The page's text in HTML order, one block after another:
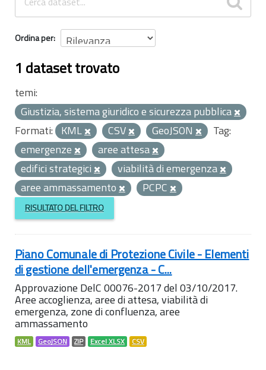
Ordina per
1 dataset trovato
temi:
Giustizia, sistema giuridico e sicurezza pubblica
Formati: KML CSV GeoJSON
Tag:
emergenze
aree attesa
edifici strategici
viabilità di emergenza
aree ammassamento
PCPC
RISULTATO DEL FILTRO
Piano Comunale di Protezione Civile - Elementi
di gestione dell'emergenza - C...
Approvazione DelC 00076-2017 del 03/10/2017.
Aree accoglienza, aree di attesa, viabilità di
emergenza, zone di confluenza, aree
ammassamento
KML GeoJSON ZIP Excel XLSX CSV